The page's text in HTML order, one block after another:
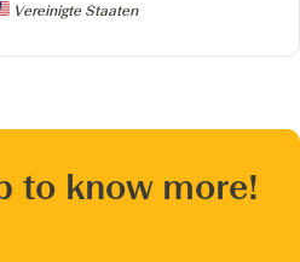
Vereinigte Staaten
to know more!